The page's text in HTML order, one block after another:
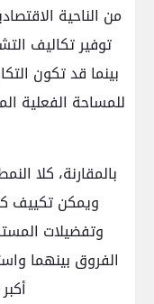
من الناحية
توفير تكاليف
بينما قد تكون
للمساحة الفعلية
بالمقارنة، كلا
ويمكن تكييف
وتفضيلات
الفروق بينهما